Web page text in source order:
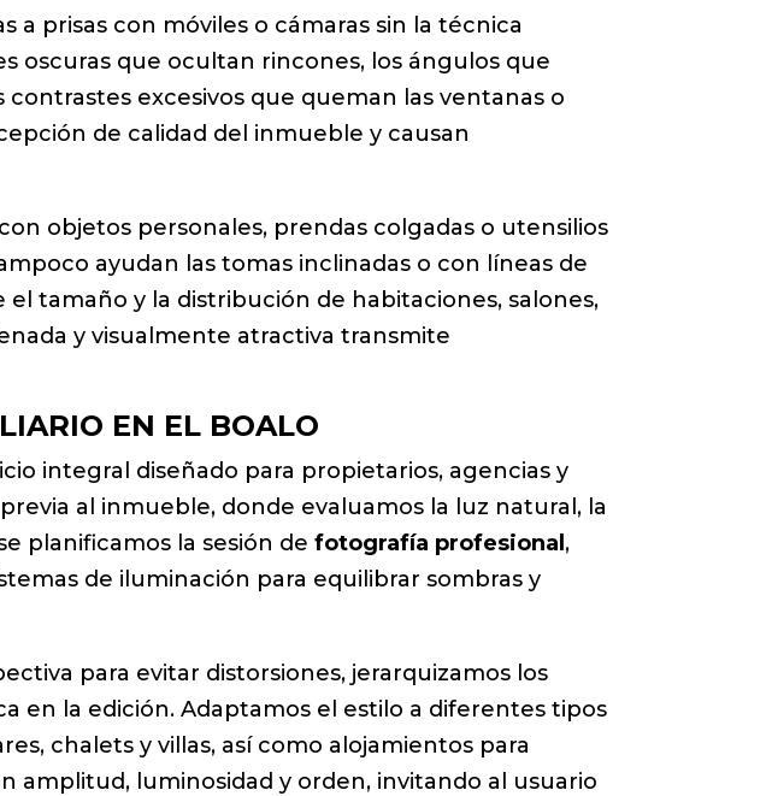
prisas con móviles o cámaras sin la técnica
oscuras que ocultan rincones, los ángulos que
excesivos que queman las ventanas o
de calidad del inmueble y causan
objetos personales, prendas colgadas o utensilios
ayudan las tomas inclinadas o con líneas de
tamaño y la distribución de habitaciones, salones,
y visualmente atractiva transmite
EN EL BOALO
integral diseñado para propietarios, agencias y
al inmueble, donde evaluamos la luz natural, la
planificamos la sesión defotografía profesional,
de iluminación para equilibrar sombras y
para evitar distorsiones, jerarquizamos los
en la edición. Adaptamos el estilo a diferentes tipos
chalets y villas, así como alojamientos para
amplitud, luminosidad y orden, invitando al usuario